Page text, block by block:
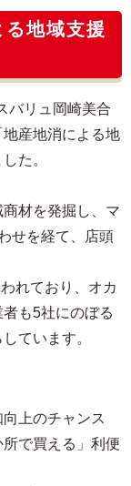
る地域支援
バリュ岡崎美合
産地消による地
た。
材を発掘し、マ
せを経て、店頭
れており、オカ
も5社にのぼる
ています。
上のチャンス
で買える」利便